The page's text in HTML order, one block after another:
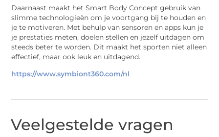
Daarnaast maakt het Smart Body Concept gebruik van
slimme technologieën om je voortgang bij te houden en
je te motiveren. Met behulp van sensoren en apps kun je
je prestaties meten, doelen stellen en jezelf uitdagen om
steeds beter te worden. Dit maakt het sporten niet alleen
effectief, maar ook leuk en uitdagend.
https://www.symbiont360.com/nl
Veelgestelde vragen